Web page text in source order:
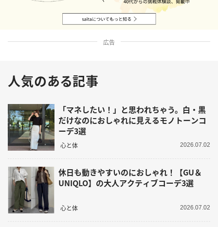
広告
人気のある記事
「マネしたい！」と思われちゃう。白・黒
だけなのにおしゃれに見えるモノトーンコ
ーデ3選
心と体 2026.07.02
休日も動きやすいのにおしゃれ！【GU＆
UNIQLO】の大人アクティブコーデ3選
心と体 2026.07.02